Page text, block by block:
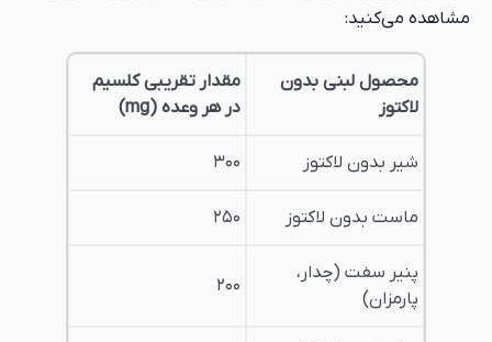
مشاهده می‌کنید:
محصول لبنی بدون
لاکتوز
مقدار تقریبی کلسیم
در هر وعده (mg)
شیر بدون لاکتوز ۳۰۰
ماست بدون لاکتوز ۲۵۰
پنیر سفت (چدار،
پارمزان)
۲۰۰